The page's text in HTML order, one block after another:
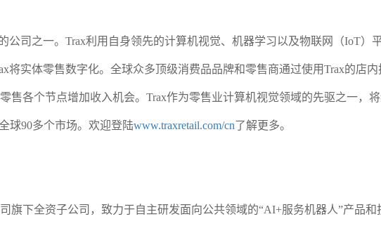
司之一。Trax利用自身领先的计算机视觉、机器学习以及物联网（IoT）
将实体零售数字化。全球众多顶级消费品品牌和零售商通过使用Trax的店
售各个节点增加收入机会。Trax作为零售业计算机视觉领域的先驱之一，
球90多个市场。欢迎登陆www.traxretail.com/cn了解更多。
旗下全资子公司，致力于自主研发面向公共领域的“AI+服务机器人”产品